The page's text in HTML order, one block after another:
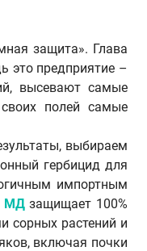
защита». Глава
это предприятие –
высевают самые
полей самые
выбираем
гербицид для
импортным
МДзащищает 100%
сорных растений и
включая почки